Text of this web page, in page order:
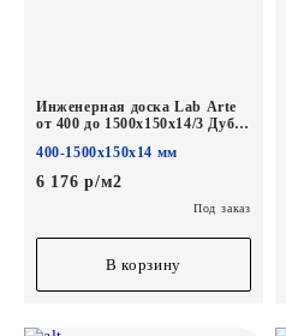
Инженерная доска Lab Arte
от 400 до 1500х150х14/3 Дуб
400-1500х150х14 мм
6 176 р/м2
Под заказ
В корзину